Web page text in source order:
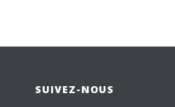
SUIVEZ-NOUS